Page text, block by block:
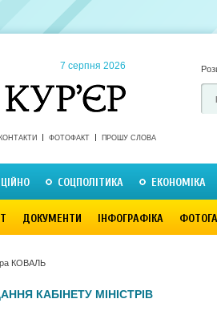
7 серпня 2026
КОНТАКТИ ФОТОФАКТ ПРОШУ СЛОВА
СОЦПОЛІТИКА ЕКОНОМІКА
ДОКУМЕНТИ ІНФОГРАФІКА
КОВАЛЬ
КАБІНЕТУ МІНІСТРІВ